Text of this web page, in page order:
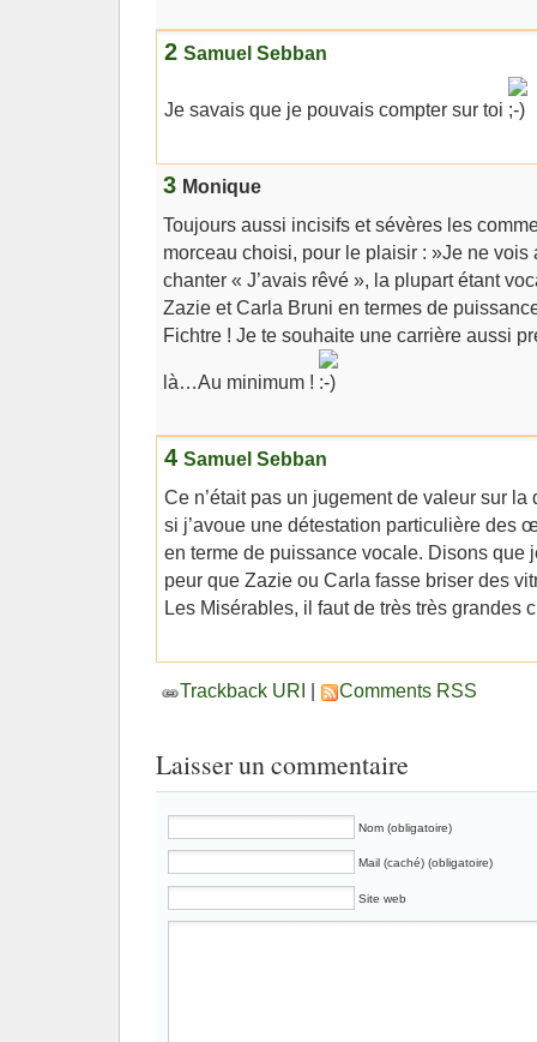
2 Samuel Sebban
Je savais que je pouvais compter sur toi
3 Monique
Toujours aussi incisifs et sévères les
morceau choisi, pour le plaisir : »Je ne
chanter « J’avais rêvé », la plupart étant
Zazie et Carla Bruni en termes de
Fichtre ! Je te souhaite une carrière aussi
là…Au minimum !
4 Samuel Sebban
Ce n’était pas un jugement de valeur sur
si j’avoue une détestation particulière des
en terme de puissance vocale. Disons que
peur que Zazie ou Carla fasse briser des
Les Misérables, il faut de très très grandes
Trackback URI Comments RSS
Laisser un commentaire
Nom (obligatoire)
Mail (caché) (obligatoire)
Site web